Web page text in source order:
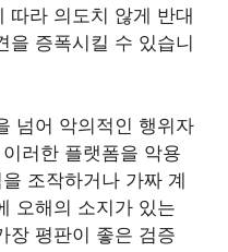
따라 의도치 않게 반대
을 증폭시킬 수 있습니
넘어 악의적인 행위자
러한 플랫폼을 악용
조작하거나 가짜 계
오해의 소지가 있는
장 평판이 좋은 검증